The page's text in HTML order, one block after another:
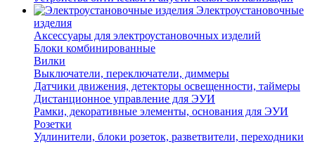
Электроустановочные
изделия
Аксессуары для электроустановочных изделий
Блоки комбинированные
Вилки
Выключатели, переключатели, диммеры
Датчики движения, детекторы освещенности, таймеры
Дистанционное управление для ЭУИ
Рамки, декоративные элементы, основания для ЭУИ
Розетки
Удлинители, блоки розеток, разветвители, переходники